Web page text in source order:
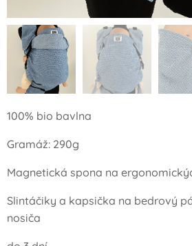
100% bio bavlna
Gramáž: 290g
Magnetická spona na
Slintáčiky a kapsička na bedrový
nosiča